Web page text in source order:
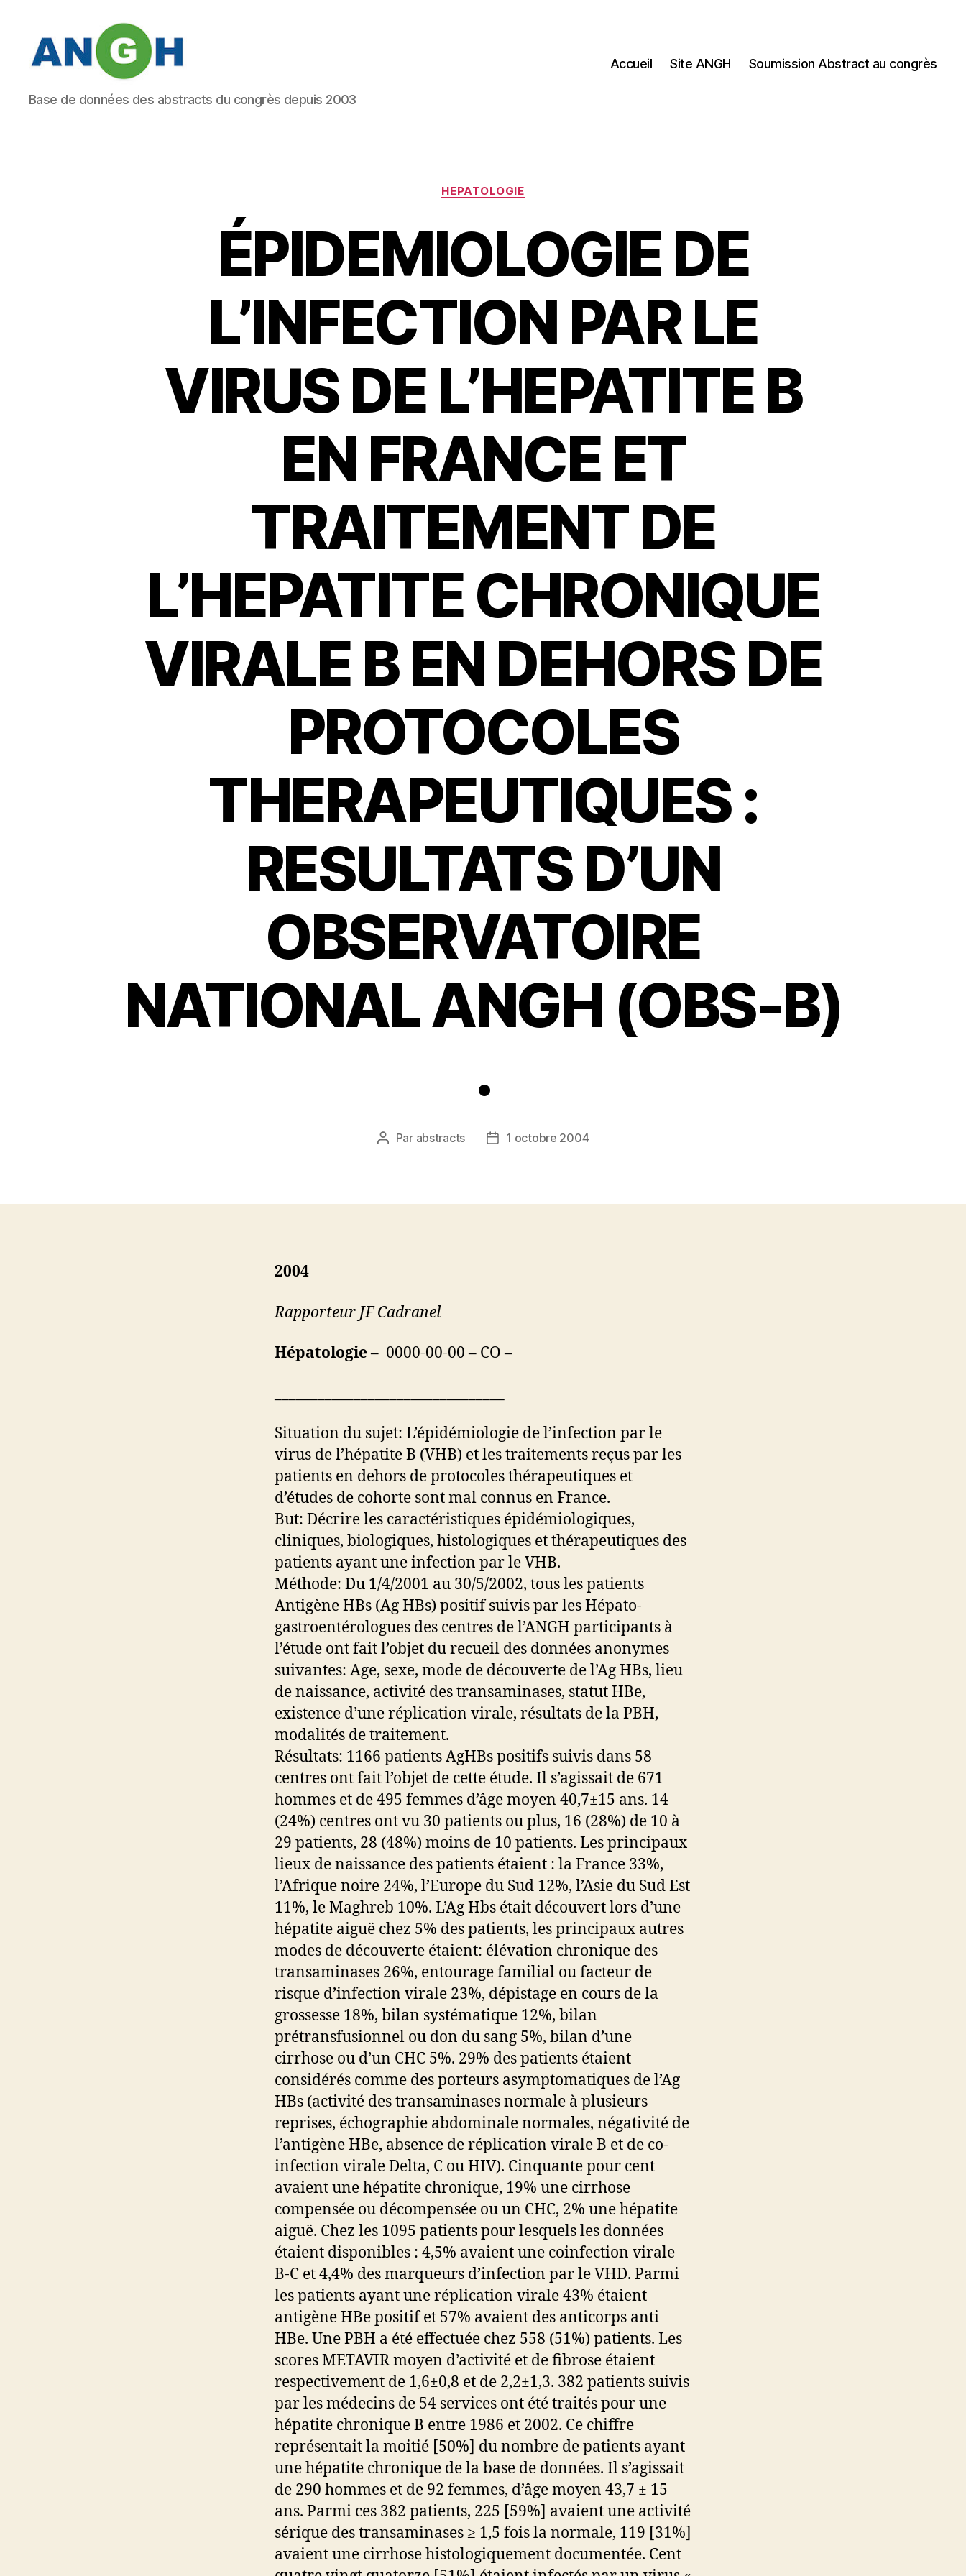
Abstracts
des
Base de données des abstracts du congrès depuis 2003
Accueil Site ANGH Soumission Abstract au congrès
Catégories
HEPATOLOGIE
ÉPIDEMIOLOGIE DE
L’INFECTION PAR LE
VIRUS DE L’HEPATITE B
EN FRANCE ET
TRAITEMENT DE
L’HEPATITE CHRONIQUE
VIRALE B EN DEHORS DE
PROTOCOLES
THERAPEUTIQUES :
RESULTATS D’UN
OBSERVATOIRE
NATIONAL ANGH (OBS-B)
.
Auteur
Par abstracts
Date1 octobre 2004
2004
Rapporteur JF Cadranel
Hépatologie– 0000-00-00 – CO –
Situation du sujet: L’épidémiologie de l’infection par le
virus de l’hépatite B (VHB) et les traitements reçus par les
patients en dehors de protocoles thérapeutiques et
d’études de cohorte sont mal connus en France.
But: Décrire les caractéristiques épidémiologiques,
cliniques, biologiques, histologiques et thérapeutiques des
patients ayant une infection par le VHB.
Méthode: Du 1/4/2001 au 30/5/2002, tous les patients
Antigène HBs (Ag HBs) positif suivis par les Hépato-
gastroentérologues des centres de l’ANGH participants à
l’étude ont fait l’objet du recueil des données anonymes
suivantes: Age, sexe, mode de découverte de l’Ag HBs, lieu
de naissance, activité des transaminases, statut HBe,
existence d’une réplication virale, résultats de la PBH,
modalités de traitement.
Résultats: 1166 patients AgHBs positifs suivis dans 58
centres ont fait l’objet de cette étude. Il s’agissait de 671
hommes et de 495 femmes d’âge moyen 40,7±15 ans. 14
(24%) centres ont vu 30 patients ou plus, 16 (28%) de 10 à
29 patients, 28 (48%) moins de 10 patients. Les principaux
lieux de naissance des patients étaient : la France 33%,
l’Afrique noire 24%, l’Europe du Sud 12%, l’Asie du Sud Est
11%, le Maghreb 10%. L’Ag Hbs était découvert lors d’une
hépatite aiguë chez 5% des patients, les principaux autres
modes de découverte étaient: élévation chronique des
transaminases 26%, entourage familial ou facteur de
risque d’infection virale 23%, dépistage en cours de la
grossesse 18%, bilan systématique 12%, bilan
prétransfusionnel ou don du sang 5%, bilan d’une
cirrhose ou d’un CHC 5%. 29% des patients étaient
considérés comme des porteurs asymptomatiques de l’Ag
HBs (activité des transaminases normale à plusieurs
reprises, échographie abdominale normales, négativité de
l’antigène HBe, absence de réplication virale B et de co-
infection virale Delta, C ou HIV). Cinquante pour cent
avaient une hépatite chronique, 19% une cirrhose
compensée ou décompensée ou un CHC, 2% une hépatite
aiguë. Chez les 1095 patients pour lesquels les données
étaient disponibles : 4,5% avaient une coinfection virale
B-C et 4,4% des marqueurs d’infection par le VHD. Parmi
les patients ayant une réplication virale 43% étaient
antigène HBe positif et 57% avaient des anticorps anti
HBe. Une PBH a été effectuée chez 558 (51%) patients. Les
scores METAVIR moyen d’activité et de fibrose étaient
respectivement de 1,6±0,8 et de 2,2±1,3. 382 patients suivis
par les médecins de 54 services ont été traités pour une
hépatite chronique B entre 1986 et 2002. Ce chiffre
représentait la moitié [50%] du nombre de patients ayant
une hépatite chronique de la base de données. Il s’agissait
de 290 hommes et de 92 femmes, d’âge moyen 43,7 ± 15
ans. Parmi ces 382 patients, 225 [59%] avaient une activité
sérique des transaminases ≥ 1,5 fois la normale, 119 [31%]
avaient une cirrhose histologiquement documentée. Cent